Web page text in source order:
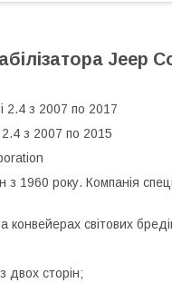
Jeep
2.4 з 2007 по 2017
з 2007 по 2015
1960 року. Компанія
конвейерах світових
двох сторін;